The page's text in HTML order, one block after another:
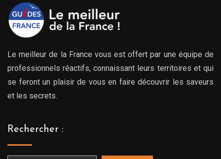
Le meilleur de la France vous est offert par une équipe de
professionnels réactifs, connaissant leurs territoires et qui
se feront un plaisir de vous en faire découvrir les saveurs
et les secrets.
Rechercher :